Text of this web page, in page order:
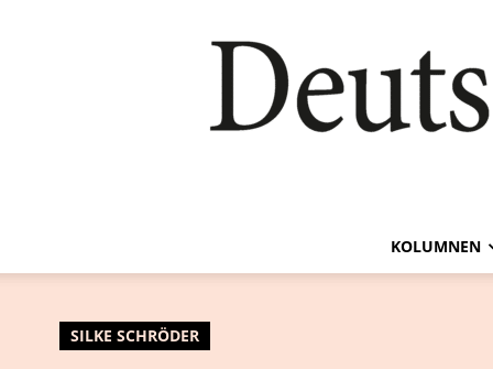
KOLUMNEN
SILKE SCHRÖDER